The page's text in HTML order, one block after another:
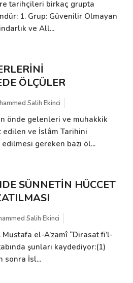
tarihçileri birkaç grupta
1. Grup: Güvenilir Olmayan
ve All...
ÖLÇÜLER
Salih Ekinci
önde gelenleri ve muhakkik
ve İslâm Tarihini
gereken bazı öl...
SÜNNETİN HÜCCET
Salih Ekinci
Mustafa el-A’zamî “Dirasat fi’l-
şunları kaydediyor:(1)
sonra İsl...